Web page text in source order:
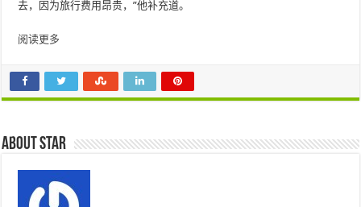
去，因为旅行费用昂贵，”他补充道。
阅读更多
About star